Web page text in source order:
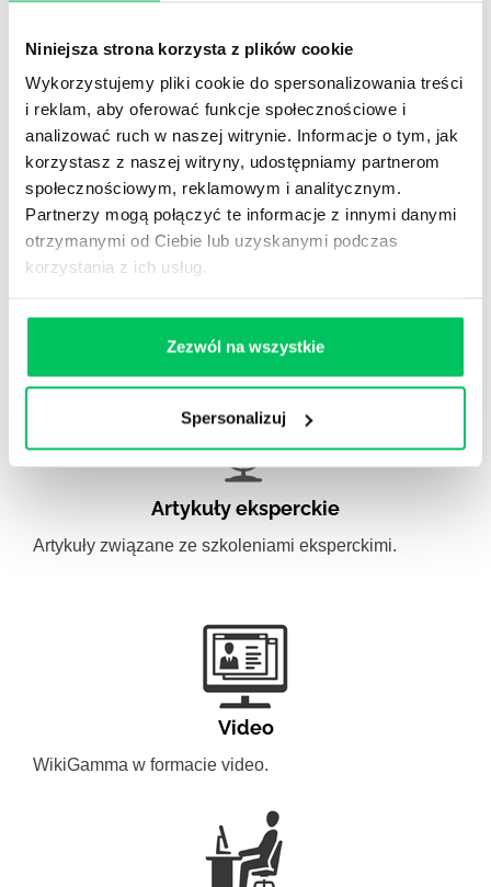
Niniejsza strona korzysta z plików cookie
Wykorzystujemy pliki cookie do spersonalizowania treści
i reklam, aby oferować funkcje społecznościowe i
analizować ruch w naszej witrynie. Informacje o tym, jak
korzystasz z naszej witryny, udostępniamy partnerom
społecznościowym, reklamowym i analitycznym.
Partnerzy mogą połączyć te informacje z innymi danymi
otrzymanymi od Ciebie lub uzyskanymi podczas
korzystania z ich usług.
Zezwól na wszystkie
Spersonalizuj
WikiGamma,Delegowanie,HR
Autorskie raporty, wartościowy know-how, pigułki
wiedzy.
Odpowiedzi na często pojawiające się pytania z
Artykuły eksperckie
Artykuły związane ze szkoleniami eksperckimi.
Video
WikiGamma w formacie video.